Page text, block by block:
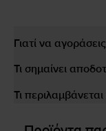
Γιατί να
Τι σημαίνει
Τι